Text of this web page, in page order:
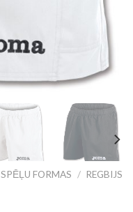
SPĒĻU FORMAS / REGBIJS